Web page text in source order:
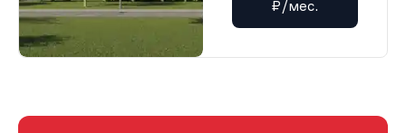
₽/мес.